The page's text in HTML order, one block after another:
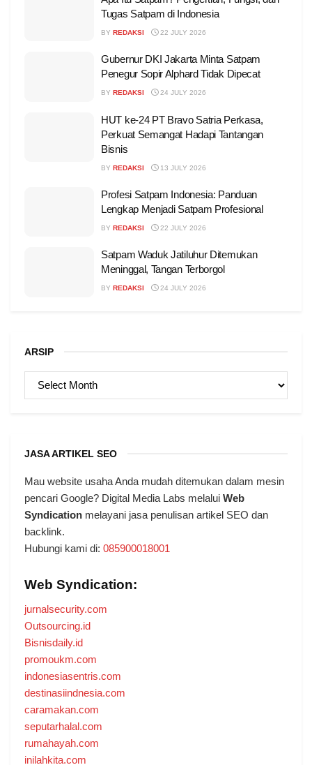
Tugas Satpam di Indonesia
BY REDAKSI 22 JULY 2026
Gubernur DKI Jakarta Minta Satpam
Penegur Sopir Alphard Tidak Dipecat
BY REDAKSI 24 JULY 2026
HUT ke-24 PT Bravo Satria Perkasa,
Perkuat Semangat Hadapi Tantangan
Bisnis
BY REDAKSI 13 JULY 2026
Profesi Satpam Indonesia: Panduan
Lengkap Menjadi Satpam Profesional
BY REDAKSI 22 JULY 2026
Satpam Waduk Jatiluhur Ditemukan
Meninggal, Tangan Terborgol
BY REDAKSI 24 JULY 2026
ARSIP
ARSIP
JASA ARTIKEL SEO
Mau website usaha Anda mudah ditemukan dalam mesin
pencari Google? Digital Media Labs melalui Web
Syndication melayani jasa penulisan artikel SEO dan
backlink.
Hubungi kami di: 085900018001
Web Syndication:
jurnalsecurity.com
Outsourcing.id
Bisnisdaily.id
promoukm.com
indonesiasentris.com
destinasiindnesia.com
caramakan.com
seputarhalal.com
rumahayah.com
inilahkita.com